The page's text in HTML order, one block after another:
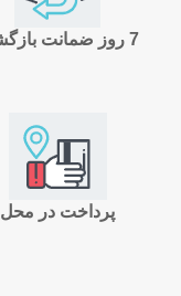
7 روز ضمانت بازگشت
پرداخت در محل